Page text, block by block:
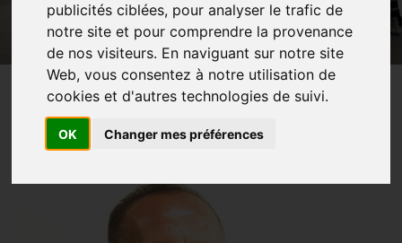
publicités ciblées, pour analyser le trafic de
notre site et pour comprendre la provenance
de nos visiteurs. En naviguant sur notre site
Web, vous consentez à notre utilisation de
cookies et d'autres technologies de suivi.
OK Changer mes préférences
PRESENTATION